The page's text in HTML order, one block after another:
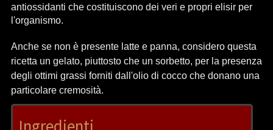
antiossidanti che costituiscono dei veri e propri elisir per
l'organismo.
Anche se non è presente latte e panna, considero questa
ricetta un gelato, piuttosto che un sorbetto, per la presenza
degli ottimi grassi forniti dall'olio di cocco che donano una
particolare cremosità.
Ingredienti